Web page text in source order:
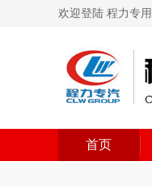
欢迎登陆 程力专
首页